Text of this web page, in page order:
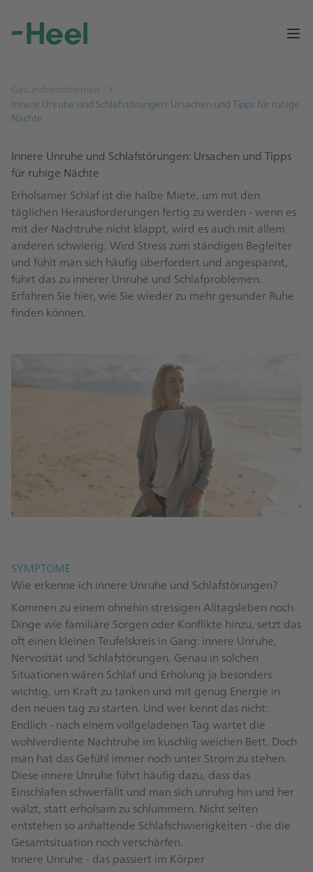
Gesundheitsthemen
Innere Unruhe und Schlafstörungen: Ursachen und Tipps für ruhige
Nächte
Innere Unruhe und Schlafstörungen: Ursachen und Tipps
für ruhige Nächte
Erholsamer Schlaf ist die halbe Miete, um mit den
täglichen Herausforderungen fertig zu werden - wenn es
mit der Nachtruhe nicht klappt, wird es auch mit allem
anderen schwierig. Wird Stress zum ständigen Begleiter
und fühlt man sich häufig überfordert und angespannt,
führt das zu innerer Unruhe und Schlafproblemen.
Erfahren Sie hier, wie Sie wieder zu mehr gesunder Ruhe
finden können.
SYMPTOME
Wie erkenne ich innere Unruhe und Schlafstörungen?
Kommen zu einem ohnehin stressigen Alltagsleben noch
Dinge wie familiäre Sorgen oder Konflikte hinzu, setzt das
oft einen kleinen Teufelskreis in Gang: innere Unruhe,
Nervosität und Schlafstörungen. Genau in solchen
Situationen wären Schlaf und Erholung ja besonders
wichtig, um Kraft zu tanken und mit genug Energie in
den neuen tag zu starten. Und wer kennt das nicht:
Endlich - nach einem vollgeladenen Tag wartet die
wohlverdiente Nachtruhe im kuschlig weichen Bett. Doch
man hat das Gefühl immer noch unter Strom zu stehen.
Diese innere Unruhe führt häufig dazu, dass das
Einschlafen schwerfällt und man sich unruhig hin und her
wälzt, statt erholsam zu schlummern. Nicht selten
entstehen so anhaltende Schlafschwierigkeiten - die die
Gesamtsituation noch verschärfen.
Innere Unruhe - das passiert im Körper